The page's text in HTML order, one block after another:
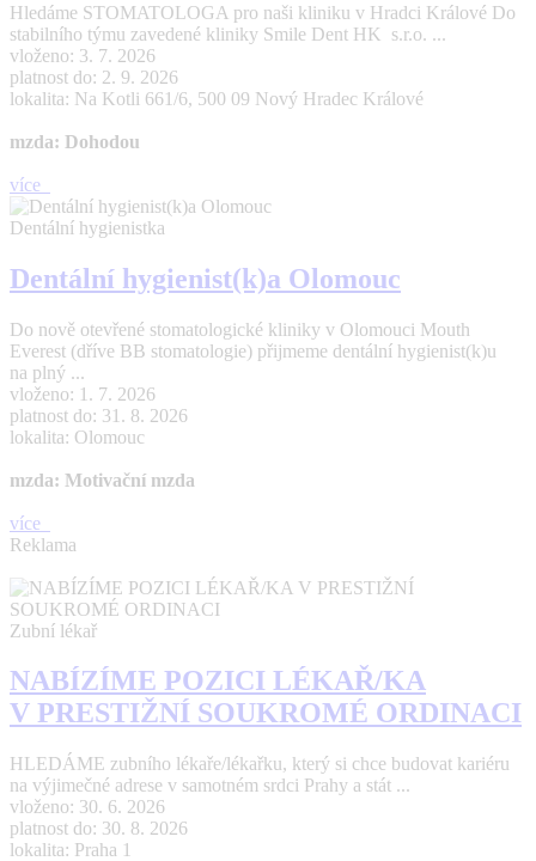
Hledáme STOMATOLOGA pro naši kliniku v Hradci Králové Do
stabilního týmu zavedené kliniky Smile Dent HK s.r.o. ...
vloženo: 3. 7. 2026
platnost do: 2. 9. 2026
lokalita: Na Kotli 661/6, 500 09 Nový Hradec Králové
mzda: Dohodou
více
Dentální hygienistka
Dentální hygienist(k)a Olomouc
Do nově otevřené stomatologické kliniky v Olomouci Mouth
Everest (dříve BB stomatologie) přijmeme dentální hygienist(k)u
na plný ...
vloženo: 1. 7. 2026
platnost do: 31. 8. 2026
lokalita: Olomouc
mzda: Motivační mzda
více
Reklama
Zubní lékař
NABÍZÍME POZICI LÉKAŘ/KA
V PRESTIŽNÍ SOUKROMÉ ORDINACI
HLEDÁME zubního lékaře/lékařku, který si chce budovat kariéru
na výjimečné adrese v samotném srdci Prahy a stát ...
vloženo: 30. 6. 2026
platnost do: 30. 8. 2026
lokalita: Praha 1